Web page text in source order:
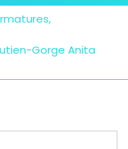
,
Gorge Anita